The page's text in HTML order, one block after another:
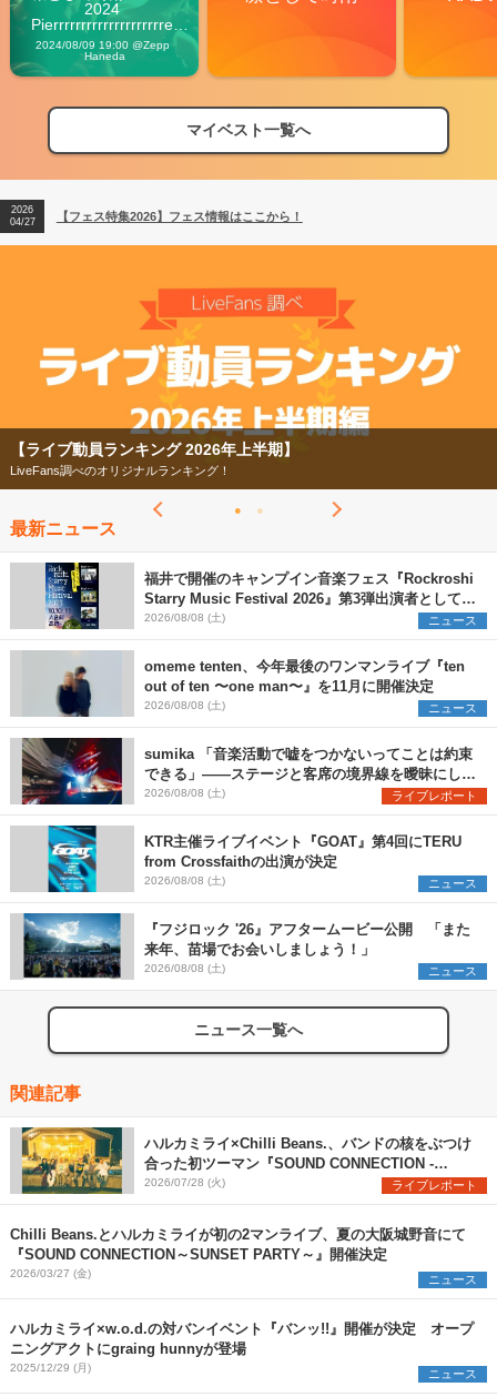
2024
Pierrrrrrrrrrrrrrrrrrrre
Vibes
2024/08/09 19:00 @Zepp
Haneda
マイベスト一覧へ
【フェス特集2026】フェス情報はここから！
【ライブ動員ランキング】2026年上半期編発表！
2026
04/27
【フェス特集2026】フェス情報はここから！
2026
【フェス特集2026】
今年もフェスの季節がやってきた！
最新ニュース
福井で開催のキャンプイン音楽フェス『Rockroshi
Starry Music Festival 2026』第3弾出演者として
SCOOBIE DO、かりゆし58、Reiを発表
2026/08/08 (土) ニュース
omeme tenten、今年最後のワンマンライブ『ten
out of ten 〜one man〜』を11月に開催決定
2026/08/08 (土) ニュース
sumika 「音楽活動で嘘をつかないってことは約束
できる」――ステージと客席の境界線を曖昧にし
た、ツアーファイナル武道館公演レポート
2026/08/08 (土) ライブレポート
KTR主催ライブイベント『GOAT』第4回にTERU
from Crossfaithの出演が決定
2026/08/08 (土) ニュース
『フジロック '26』アフタームービー公開 「また
来年、苗場でお会いしましょう！」
2026/08/08 (土) ニュース
ニュース一覧へ
関連記事
ハルカミライ×Chilli Beans.、バンドの核をぶつけ
合った初ツーマン『SOUND CONNECTION -
SUNSET PARTY-』レポート
2026/07/28 (火) ライブレポート
Chilli Beans.とハルカミライが初の2マンライブ、夏の大阪城野音にて
『SOUND CONNECTION～SUNSET PARTY～』開催決定
2026/03/27 (金) ニュース
ハルカミライ×w.o.d.の対バンイベント『バンッ!!』開催が決定 オープ
ニングアクトにgraing hunnyが登場
2025/12/29 (月) ニュース